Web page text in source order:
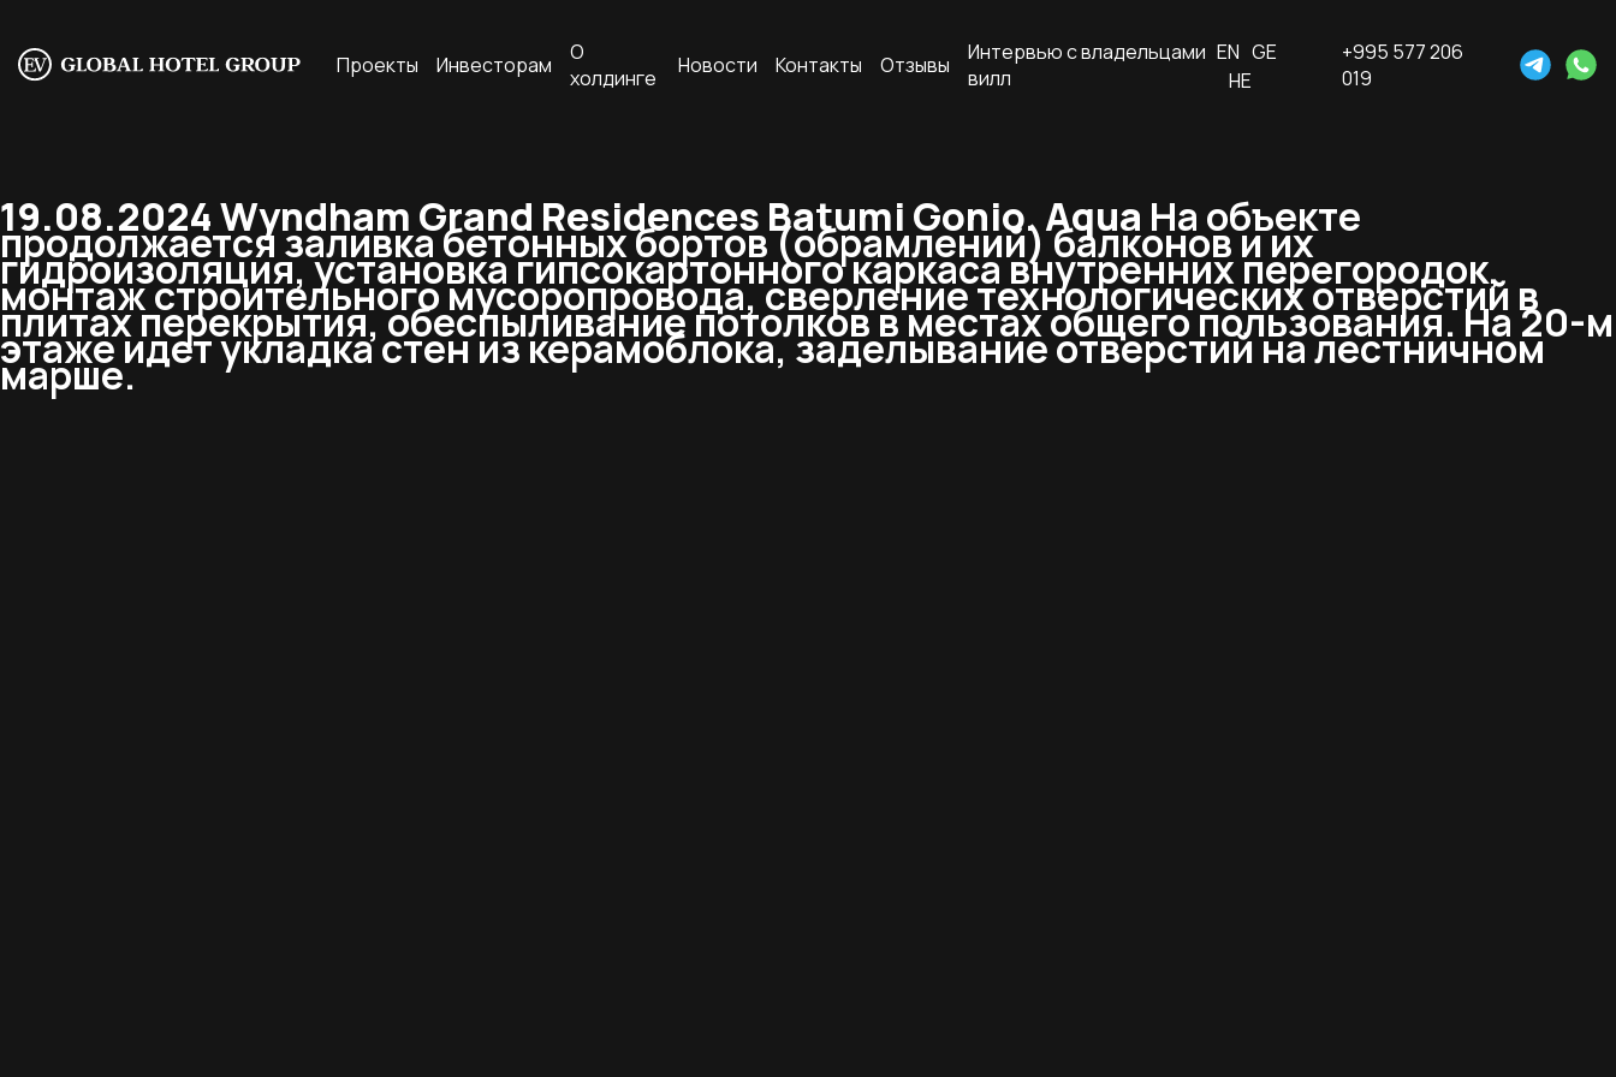
Проекты Инвесторам
О
холдинге
Новости Контакты Отзывы
Интервью с владельцами
вилл
EN GE
HE
+995 577 206
019
19.08.2024 Wyndham Grand Residences Batumi Gonio. Aqua На объекте
продолжается заливка бетонных бортов (обрамлений) балконов и их
гидроизоляция, установка гипсокартонного каркаса внутренних перегородок,
монтаж строительного мусоропровода, сверление технологических отверстий в
плитах перекрытия, обеспыливание потолков в местах общего пользования. На 20-м
этаже идет укладка стен из керамоблока, заделывание отверстий на лестничном
марше.